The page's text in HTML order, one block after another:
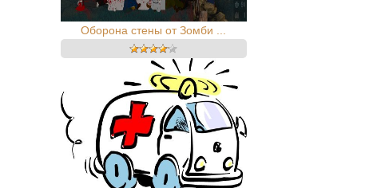
Оборона стены от Зомби ...